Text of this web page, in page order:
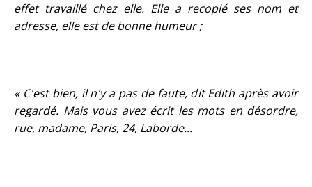
effet travaillé chez elle. Elle a recopié ses nom et
adresse, elle est de bonne humeur ;
« C'est bien, il n'y a pas de faute, dit Edith après avoir
regardé. Mais vous avez écrit les mots en désordre,
rue, madame, Paris, 24, Laborde...